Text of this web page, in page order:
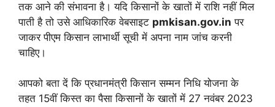
तक आने की संभावना है। यदि किसानों के खातों में राशि नहीं मिल
पाती है तो उसे आधिकारिक वेबसाइट pmkisan.gov.in पर
जाकर पीएम किसान लाभार्थी सूची में अपना नाम जांच करनी
चाहिए।
आपको बता दें कि प्रधानमंत्री किसान सम्मन निधि योजना के
तहत 15वीं किस्त का पैसा किसानों के खातों में 27 नवंबर 2023